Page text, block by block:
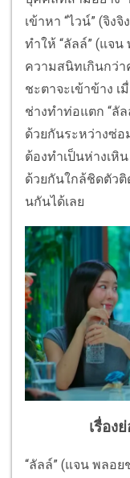
เข้าหา “ไวน์” (จิ
ทำให้ “ลัลล์” (แจน
ความสนิทเกินกว่
ชะตาจะเข้าข้าง เ
ช่างทำท่อแตก “ลัล
ด้วยกันระหว่างซ่
ต้องทำเป็นห่างเหิ
ด้วยกันใกล้ชิดตัว
นกันได้เลย
เรื่อง
“ลัลล์” (แจน พลอย